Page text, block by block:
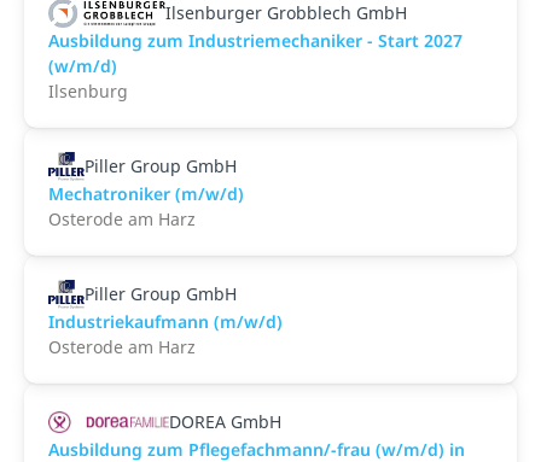
Ilsenburger Grobblech GmbH
Ausbildung zum Industriemechaniker - Start 2027
(w/m/d)
Ilsenburg
Piller Group GmbH
Mechatroniker (m/w/d)
Osterode am Harz
Piller Group GmbH
Industriekaufmann (m/w/d)
Osterode am Harz
DOREA GmbH
Ausbildung zum Pflegefachmann/-frau (w/m/d) in